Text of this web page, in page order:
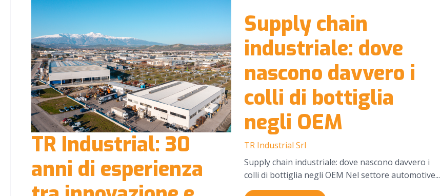
TR Industrial: 30
anni di esperienza
Supply chain
industriale: dove
nascono davvero i
colli di bottiglia
negli OEM
TR Industrial Srl
Supply chain industriale: dove nascono davvero i
colli di bottiglia negli OEM Nel settore automotive...